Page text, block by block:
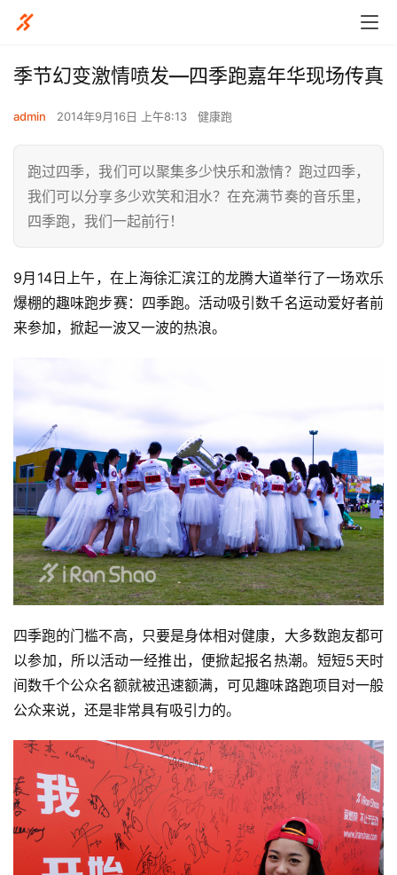
季节幻变激情喷发—四季跑嘉年华现场传真
admin 2014年9月16日 上午8:13 健康跑
跑过四季，我们可以聚集多少快乐和激情？跑过四季，
我们可以分享多少欢笑和泪水？在充满节奏的音乐里，
四季跑，我们一起前行！
9月14日上午，在上海徐汇滨江的龙腾大道举行了一场欢乐
爆棚的趣味跑步赛：四季跑。活动吸引数千名运动爱好者前
来参加，掀起一波又一波的热浪。
四季跑的门槛不高，只要是身体相对健康，大多数跑友都可
以参加，所以活动一经推出，便掀起报名热潮。短短5天时
间数千个公众名额就被迅速额满，可见趣味路跑项目对一般
公众来说，还是非常具有吸引力的。